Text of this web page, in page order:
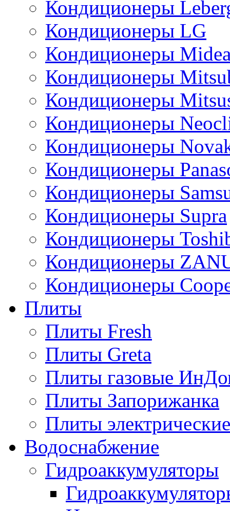
Кондиционеры
Кондиционеры LG
Кондиционеры
Кондиционеры
Кондиционеры
Кондиционеры
Кондиционеры
Кондиционеры
Кондиционеры
Кондиционеры Supra
Кондиционеры
Кондиционеры
Кондиционеры
Плиты
Плиты Fresh
Плиты Greta
Плиты газовые
Плиты Запорижанка
Плиты
Водоснабжение
Гидроаккумуляторы